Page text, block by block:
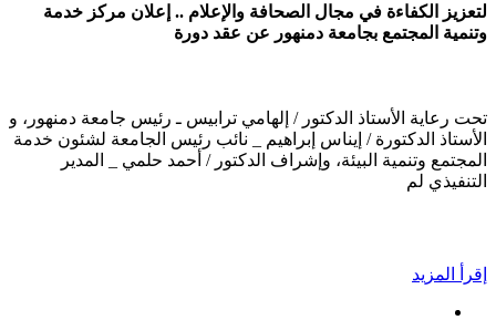
لتعزيز الكفاءة في مجال الصحافة والإعلام .. إعلان مركز خدمة
وتنمية المجتمع بجامعة دمنهور عن عقد دورة
تحت رعاية الأستاذ الدكتور / إلهامي ترابيس ـ رئيس جامعة دمنهور، و
الأستاذ الدكتورة / إيناس إبراهيم _ نائب رئيس الجامعة لشئون خدمة
المجتمع وتنمية البيئة، وإشراف الدكتور / أحمد حلمي _ المدير
التنفيذي لم
إقرأ المزيد